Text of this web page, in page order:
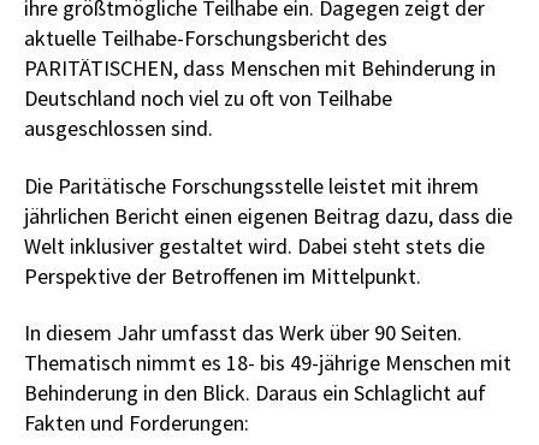
ihre größtmögliche Teilhabe ein. Dagegen zeigt der
aktuelle Teilhabe-Forschungsbericht des
PARITÄTISCHEN, dass Menschen mit Behinderung in
Deutschland noch viel zu oft von Teilhabe
ausgeschlossen sind.
Die Paritätische Forschungsstelle leistet mit ihrem
jährlichen Bericht einen eigenen Beitrag dazu, dass die
Welt inklusiver gestaltet wird. Dabei steht stets die
Perspektive der Betroffenen im Mittelpunkt.
In diesem Jahr umfasst das Werk über 90 Seiten.
Thematisch nimmt es 18- bis 49-jährige Menschen mit
Behinderung in den Blick. Daraus ein Schlaglicht auf
Fakten und Forderungen: